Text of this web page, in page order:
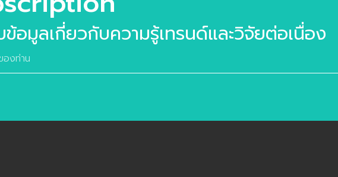
ข้อมูลเกี่ยวกับความรู้เทรนด์และวิจัยต่อเนื่อง